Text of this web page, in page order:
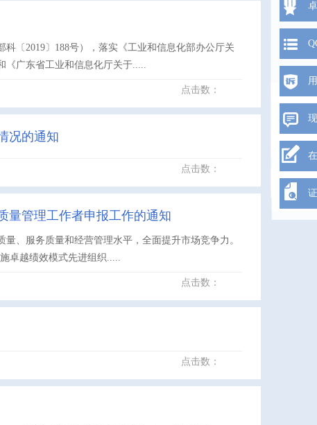
〔2019〕188号），落实《工业和信息化部办公厅关
《广东省工业和信息化厅关于.....
点击数：
况的通知
点击数：
量管理工作者申报工作的通知
、服务质量和经营管理水平，全面提升市场竞争力。
卓越绩效模式先进组织.....
点击数：
点击数：